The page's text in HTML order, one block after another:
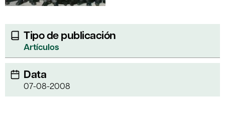
Tipo de publicación
Artículos
Data
07-08-2008